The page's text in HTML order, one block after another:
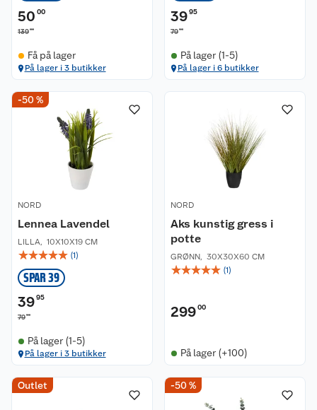
50 00
13900
Få på lager
På lager i 3 butikker
3995
7990
På lager (1-5)
På lager i 6 butikker
-50 %
NORD
Lennea Lavendel
LILLA, 10X10X19 CM
☆☆☆☆☆ (1)
SPAR 39
3995
7990
På lager (1-5)
På lager i 3 butikker
NORD
Aks kunstig gress i
potte
GRØNN, 30X30X60 CM
☆☆☆☆☆ (1)
29900
På lager (+100)
Outlet -50 %